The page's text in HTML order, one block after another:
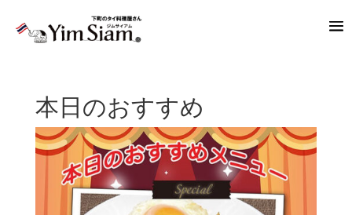
本日のおすすめ